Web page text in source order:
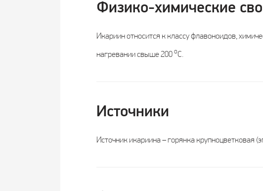
Физико-химические
Икариин относится к классу флавоноидов,
нагревании свыше 200 оС.
Источники
Источник икариина – горянка крупноцветковая